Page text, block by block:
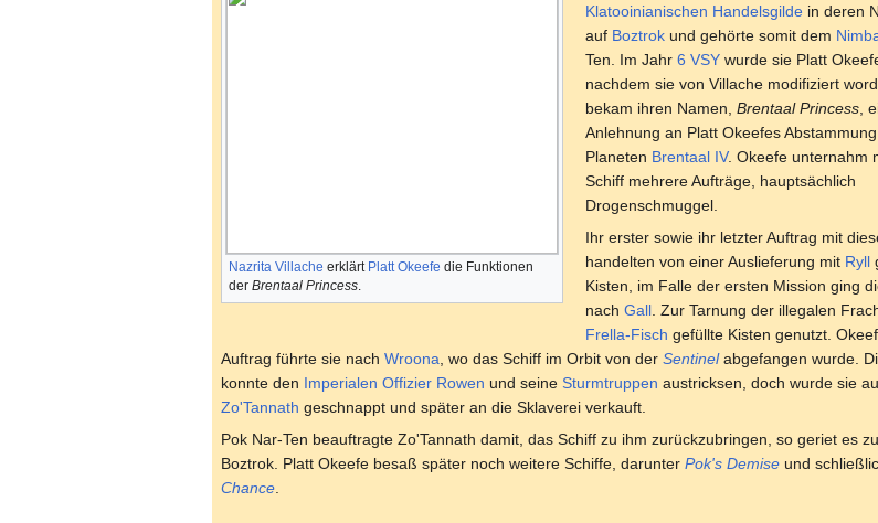
Nazrita Villache erklärt Platt Okeefe die Funktionen
der Brentaal Princess.
Klatooinianischen Handelsgildein deren
auf Boztrokund gehörte somit dem
Ten. Im Jahr 6 VSYwurde sie Platt
nachdem sie von Villache modifiziert
bekam ihren Namen, Brentaal Princess,
Anlehnung an Platt Okeefes
Planeten Brentaal IV. Okeefe unternahm
Schiff mehrere Aufträge, hauptsächlich
Drogenschmuggel.
Ihr erster sowie ihr letzter Auftrag mit
handelten von einer Auslieferung mit Ryll
Kisten, im Falle der ersten Mission ging
nach Gall. Zur Tarnung der illegalen
Frella-Fisch gefüllte Kisten genutzt.
Auftrag führte sie nach Wroona , wo das Schiff im Orbit von der Sentinelabgefangen wurde.
konnte den Imperialen Offizier Rowen und seine Sturmtruppen austricksen, doch wurde sie
Zo'Tannath geschnappt und später an die Sklaverei verkauft.
Pok Nar-Ten beauftragte Zo'Tannath damit, das Schiff zu ihm zurückzubringen, so geriet es
Boztrok. Platt Okeefe besaß später noch weitere Schiffe, darunter Pok's Demise und
Chance